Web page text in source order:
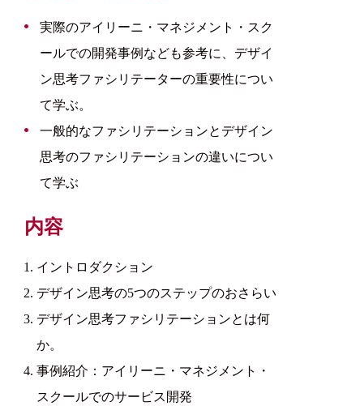
実際のアイリーニ・マネジメント・スク
ールでの開発事例なども参考に、デザイ
ン思考ファシリテーターの重要性につい
て学ぶ。
一般的なファシリテーションとデザイン
思考のファシリテーションの違いについ
て学ぶ
内容
イントロダクション
デザイン思考の5つのステップのおさらい
デザイン思考ファシリテーションとは何
か。
事例紹介：アイリーニ・マネジメント・
スクールでのサービス開発